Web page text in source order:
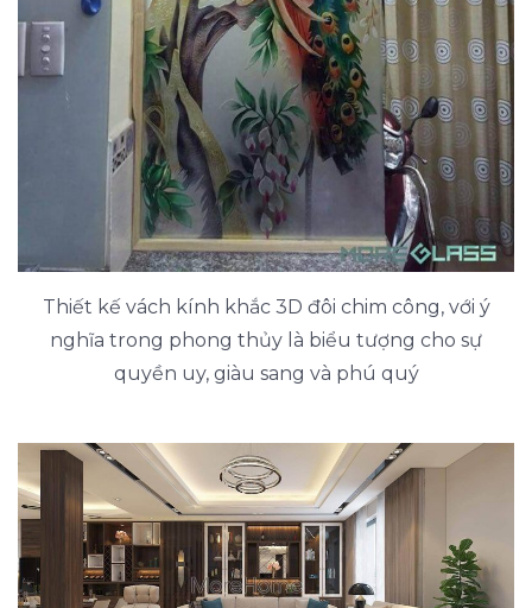
Thiết kế vách kính khắc 3D đôi chim công, với ý
nghĩa trong phong thủy là biểu tượng cho sự
quyền uy, giàu sang và phú quý